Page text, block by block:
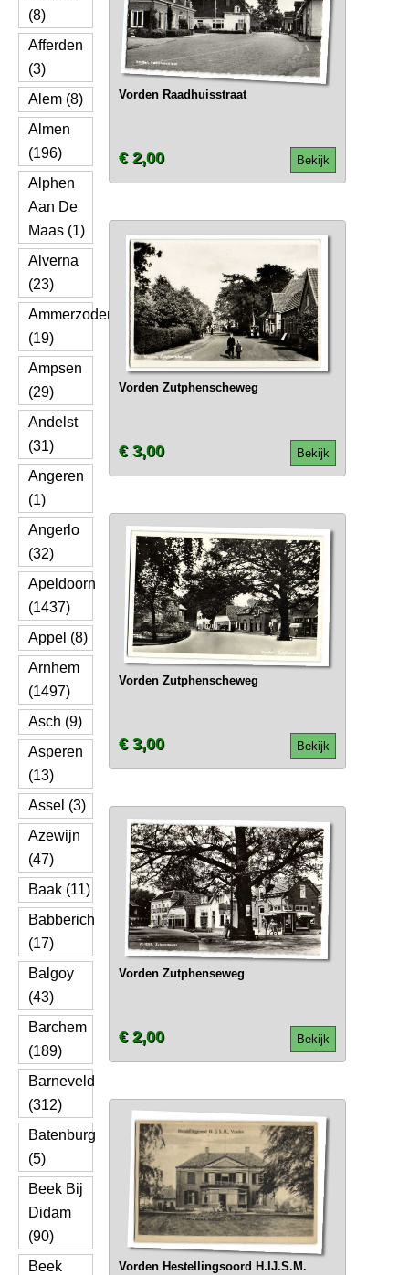
(8)
Afferden
(3)
Alem (8)
Almen
(196)
Alphen
Aan De
Maas (1)
Alverna
(23)
Ammerzoden
(19)
Ampsen
(29)
Andelst
(31)
Angeren
(1)
Angerlo
(32)
Apeldoorn
(1437)
Appel (8)
Arnhem
(1497)
Asch (9)
Asperen
(13)
Assel (3)
Azewijn
(47)
Baak (11)
Babberich
(17)
Balgoy
(43)
Barchem
(189)
Barneveld
(312)
Batenburg
(5)
Beek Bij
Didam
(90)
Beek
Vorden Raadhuisstraat
Bekijk
€ 2,00
Vorden Zutphenscheweg
Bekijk
€ 3,00
Vorden Zutphenscheweg
Bekijk
€ 3,00
Vorden Zutphenseweg
Bekijk
€ 2,00
Vorden Hestellingsoord H.IJ.S.M.